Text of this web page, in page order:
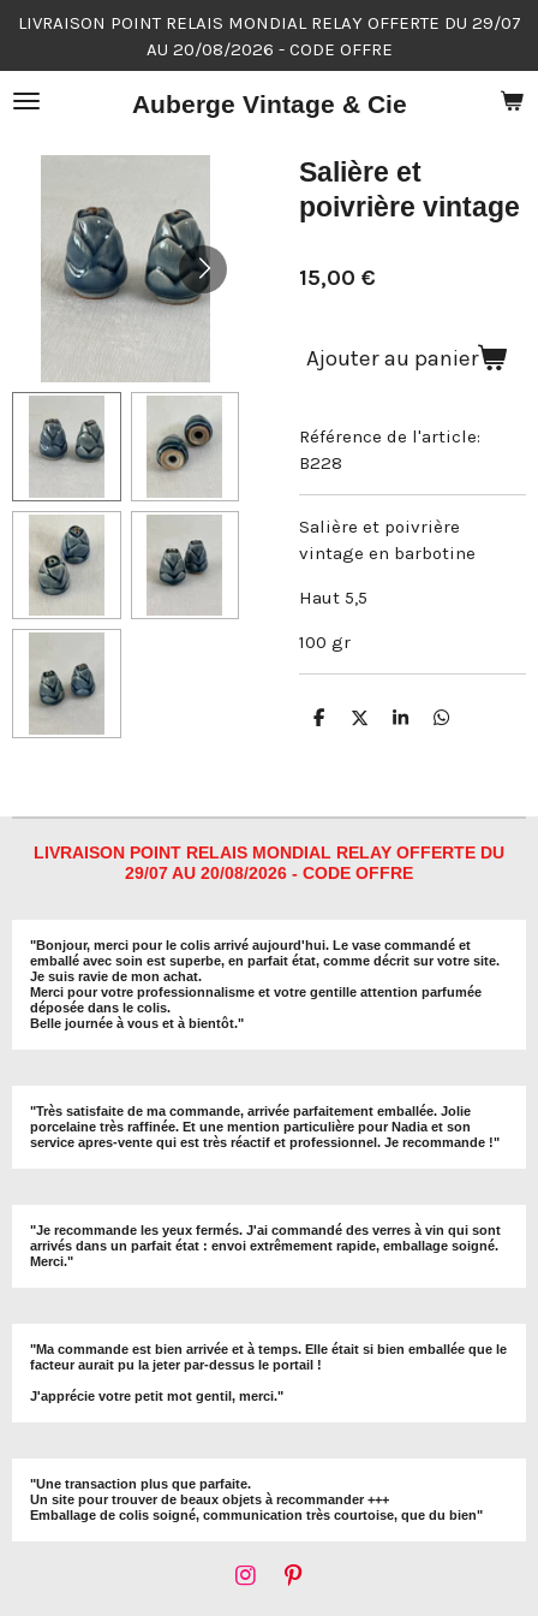
Passer
contenu
principal
Auberge Vintage & Cie
LIVRAISON POINT RELAIS MONDIAL RELAY OFFERTE DU 29/07
AU 20/08/2026 - CODE OFFRE
Salière et
poivrière vintage
15,00 €
Ajouter au panier
Référence de l'article:
B228
Salière et poivrière
vintage en barbotine
Haut 5,5
100 gr
P
g
r
P
g
r
P
g
r
P
g
r
LIVRAISON POINT RELAIS MONDIAL RELAY OFFERTE DU
29/07 AU 20/08/2026 - CODE OFFRE
"Bonjour, merci pour le colis arrivé aujourd'hui. Le vase commandé et
emballé avec soin est superbe, en parfait état, comme décrit sur votre site.
Je suis ravie de mon achat.
Merci pour votre professionnalisme et votre gentille attention parfumée
déposée dans le colis.
Belle journée à vous et à bientôt."
"Très satisfaite de ma commande, arrivée parfaitement emballée. Jolie
porcelaine très raffinée. Et une mention particulière pour Nadia et son
service apres-vente qui est très réactif et professionnel. Je recommande !"
"Je recommande les yeux fermés. J'ai commandé des verres à vin qui sont
arrivés dans un parfait état : envoi extrêmement rapide, emballage soigné.
Merci."
"Ma commande est bien arrivée et à temps. Elle était si bien emballée que le
facteur aurait pu la jeter par-dessus le portail !
J'apprécie votre petit mot gentil, merci."
"Une transaction plus que parfaite.
Un site pour trouver de beaux objets à recommander +++
Emballage de colis soigné, communication très courtoise, que du bien"
I
P